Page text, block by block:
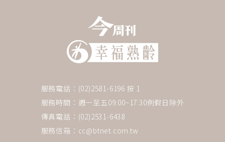
服務電話：(02)2581-6196 按 1
服務時間：週一至五09:00~17:30例假日除外
傳真電話：(02)2531-6438
服務信箱： cc@btnet.com.tw